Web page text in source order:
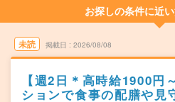
お探しの条件に近
未読 掲載日 2026/08/08
【週2日＊高時給1900円
ションで食事の配膳や見